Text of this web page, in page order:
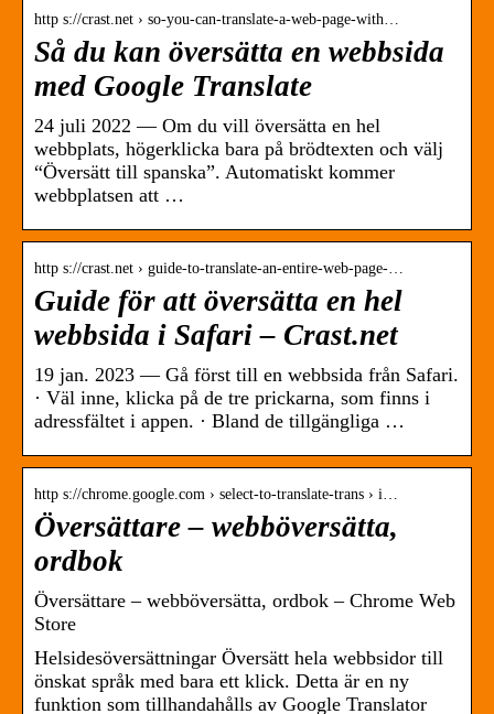
http s://crast.net › so-you-can-translate-a-web-page-with…
Så du kan översätta en webbsida
med Google Translate
24 juli 2022 — Om du vill översätta en hel
webbplats, högerklicka bara på brödtexten och välj
“Översätt till spanska”. Automatiskt kommer
webbplatsen att …
http s://crast.net › guide-to-translate-an-entire-web-page-…
Guide för att översätta en hel
webbsida i Safari – Crast.net
19 jan. 2023 — Gå först till en webbsida från Safari.
· Väl inne, klicka på de tre prickarna, som finns i
adressfältet i appen. · Bland de tillgängliga …
http s://chrome.google.com › select-to-translate-trans › i…
Översättare – webböversätta,
ordbok
Översättare – webböversätta, ordbok – Chrome Web
Store
Helsidesöversättningar Översätt hela webbsidor till
önskat språk med bara ett klick. Detta är en ny
funktion som tillhandahålls av Google Translator